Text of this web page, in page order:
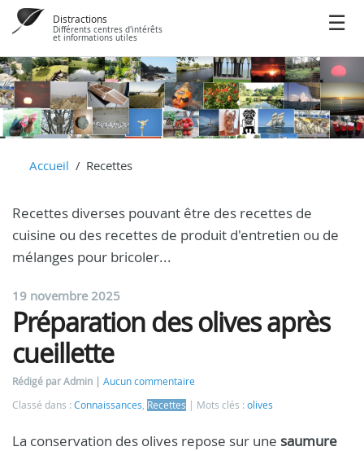
Distractions
Différents centres d'intérêts
et informations utiles
Accueil Recettes
Recettes diverses pouvant être des recettes de
cuisine ou des recettes de produit d'entretien ou de
mélanges pour bricoler...
19 novembre 2025
Préparation des olives après
cueillette
Rédigé par Admin
Aucun commentaire
Classé dans : Connaissances Recettes Mots clés : olives
La conservation des olives repose sur une saumure